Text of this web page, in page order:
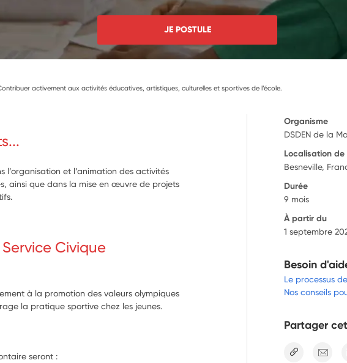
JE POSTULE
activement aux activités éducatives, artistiques, culturelles et sportives de l’école.
l’organisation et l’animation des activités
ainsi que dans la mise en œuvre de projets
Civique
à la promotion des valeurs olympiques
la pratique sportive chez les jeunes.
seront :
Organisme
DSDEN de la
Localisation de
Besneville,
Durée
9 mois
À partir du
1 septembre
Besoin
Le processus
Nos conseils
Partager
E-